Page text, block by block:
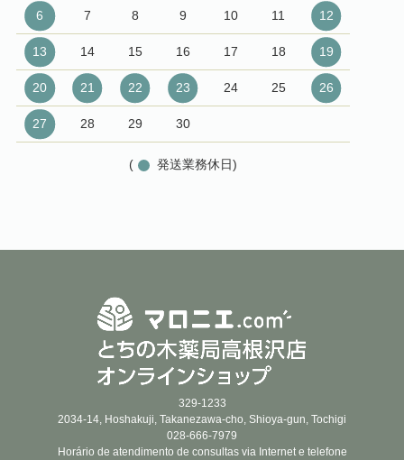
6 7 8 9 10 11 12
13 14 15 16 17 18 19
20 21 22 23 24 25 26
27 28 29 30
( 発送業務休日)
329-1233
2034-14, Hoshakuji, Takanezawa-cho, Shioya-gun, Tochigi
028-666-7979
Horário de atendimento de consultas via Internet e telefone